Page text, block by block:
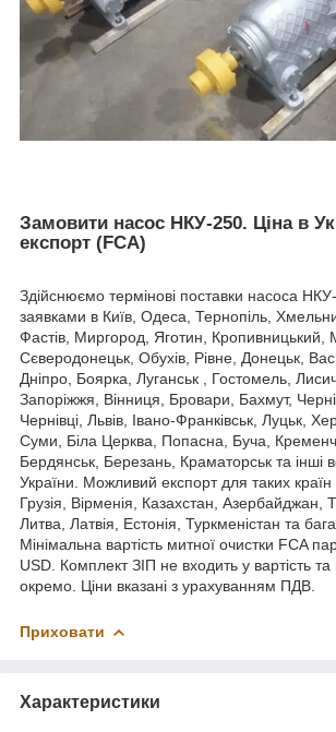
Замовити насос НКУ-250. Ціна в
експорт (FCA)
Здійснюємо термінові поставки насоса
заявками в Київ, Одеса, Тернопіль,
Фастів, Миргород, Яготин, Кропивницький,
Сєверодонецьк, Обухів, Рівне, Донецьк,
Дніпро, Боярка, Луганськ , Гостомель,
Запоріжжя, Вінниця, Бровари, Бахмут,
Чернівці, Львів, Івано-Франківськ, Луцьк,
Суми, Біла Церква, Попасна, Буча,
Бердянськ, Березань, Краматорськ та інші
України. Можливий експорт для таких
Грузія, Вірменія, Казахстан, Азербайджан,
Литва, Латвія, Естонія, Туркменістан та
Мінімальна вартість митної очистки FCA
USD. Комплект ЗІП не входить у вартість та
окремо. Ціни вказані з урахуванням ПДВ.
Приховати
Характеристики